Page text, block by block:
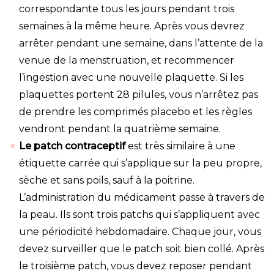
correspondante tous les jours pendant trois
semaines à la même heure. Après vous devrez
arrêter pendant une semaine, dans l’attente de la
venue de la menstruation, et recommencer
l’ingestion avec une nouvelle plaquette. Si les
plaquettes portent 28 pilules, vous n’arrêtez pas
de prendre les comprimés placebo et les règles
vendront pendant la quatrième semaine.
Le patch contraceptifest très similaire à une
étiquette carrée qui s’applique sur la peu propre,
sèche et sans poils, sauf à la poitrine.
L’administration du médicament passe à travers de
la peau. Ils sont trois patchs qui s’appliquent avec
une périodicité hebdomadaire. Chaque jour, vous
devez surveiller que le patch soit bien collé. Après
le troisième patch, vous devez reposer pendant